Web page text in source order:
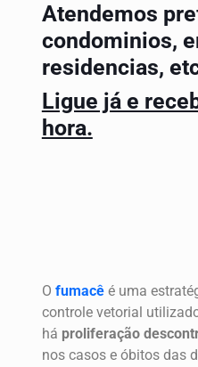
Atendemos
condominios,
residencias,
Ligue já e
hora.
O fumacê é uma
controle vetorial
há proliferação
nos casos e óbitos das